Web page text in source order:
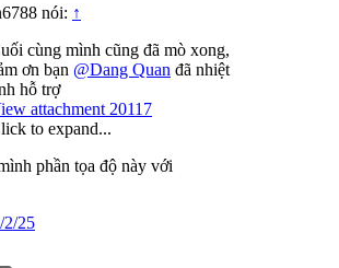
nói: ↑
cùng mình cũng đã mò xong,
ơn bạn @Dang Quan đã nhiệt
hỗ trợ
attachment 20117
to expand...
phần tọa độ này với
2/25